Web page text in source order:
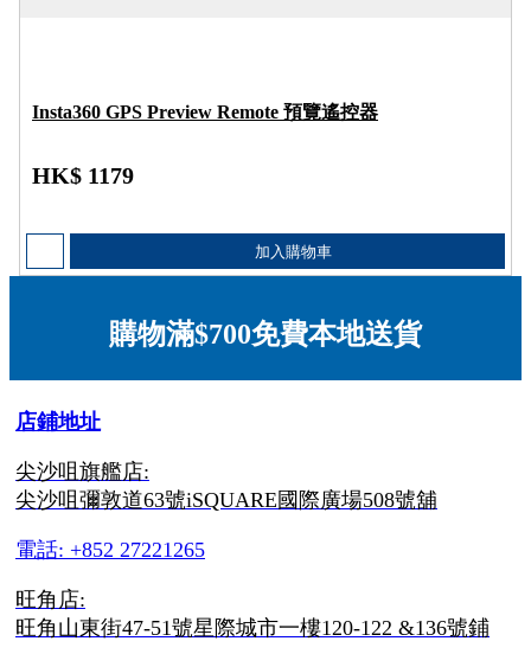
Insta360 GPS Preview Remote 預覽遙控器
HK$ 1179
加入購物車
購物滿$700免費本地送貨
店鋪地址
尖沙咀旗艦店:
尖沙咀彌敦道63號iSQUARE國際廣場508號舖
電話: +852 27221265
旺角店:
旺角山東街47-51號星際城市一樓120-122 &136號鋪